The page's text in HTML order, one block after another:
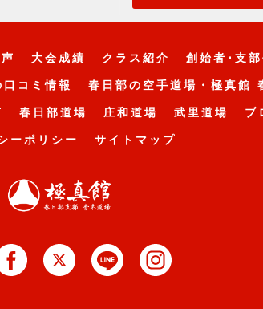
大会成績 クラス紹介 創始者･支
コミ情報 春日部の空手道場・極真館
春日部道場 庄和道場 武里道場 ブ
ーポリシー サイトマップ